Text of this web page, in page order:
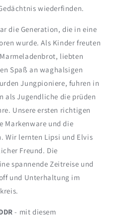
wiederfinden.
die Generation, die in eine
wurde. Als Kinder freuten
liebten
Spaß an waghalsigen
Jungpioniere, fuhren in
als Jugendliche die prüden
Unsere ersten richtigen
Markenware und die
Wir lernten Lipsi und Elvis
Freund. Die
spannende Zeitreise und
und Unterhaltung im
- mit diesem